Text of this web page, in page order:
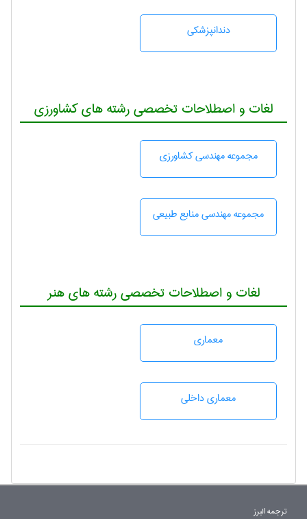
دندانپزشكی
لغات و اصطلاحات تخصصی رشته های کشاورزی
مجموعه مهندسی كشاورزی
مجموعه مهندسی منابع طبيعی
لغات و اصطلاحات تخصصی رشته های هنر
معماری
معماری داخلی
ترجمه البرز